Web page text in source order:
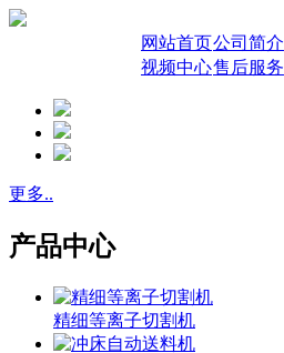
网站首页公司简介
视频中心售后服务
更多..
产品中心
精细等离子切割机